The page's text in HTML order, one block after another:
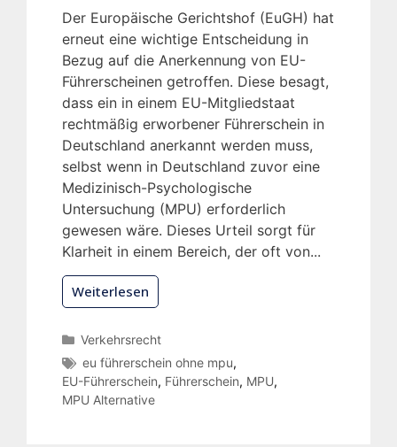
Der Europäische Gerichtshof (EuGH) hat
erneut eine wichtige Entscheidung in
Bezug auf die Anerkennung von EU-
Führerscheinen getroffen. Diese besagt,
dass ein in einem EU-Mitgliedstaat
rechtmäßig erworbener Führerschein in
Deutschland anerkannt werden muss,
selbst wenn in Deutschland zuvor eine
Medizinisch-Psychologische
Untersuchung (MPU) erforderlich
gewesen wäre. Dieses Urteil sorgt für
Klarheit in einem Bereich, der oft von...
Weiterlesen
Verkehrsrecht
eu führerschein ohne mpu,
EU-Führerschein, Führerschein, MPU,
MPU Alternative